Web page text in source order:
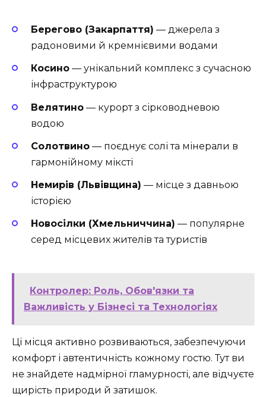
Берегово (Закарпаття) — джерела з
радоновими й кремнієвими водами
Косино — унікальний комплекс з сучасною
інфраструктурою
Велятино — курорт з сірководневою
водою
Солотвино — поєднує солі та мінерали в
гармонійному міксті
Немирів (Львівщина) — місце з давньою
історією
Новосілки (Хмельниччина) — популярне
серед місцевих жителів та туристів
Контролер: Роль, Обов'язки та
Важливість у Бізнесі та Технологіях
Ці місця активно розвиваються, забезпечуючи
комфорт і автентичність кожному гостю. Тут ви
не знайдете надмірної гламурності, але відчуєте
щирість природи й затишок.